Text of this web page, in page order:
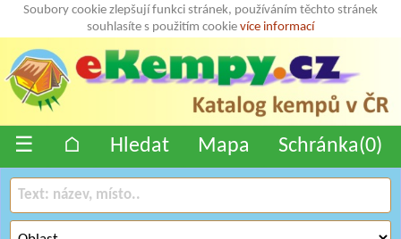
Soubory cookie zlepšují funkci stránek, používáním těchto stránek
souhlasíte s použitím cookie více informací
☰ ⌂ Hledat Mapa Schránka(0)